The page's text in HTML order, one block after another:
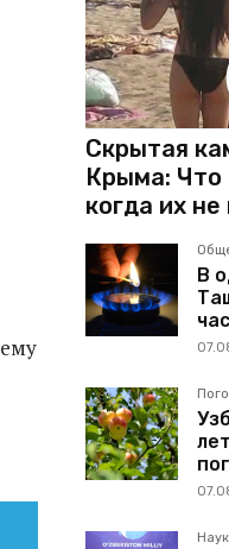
Скрытая
Крыма:
когда их не
В